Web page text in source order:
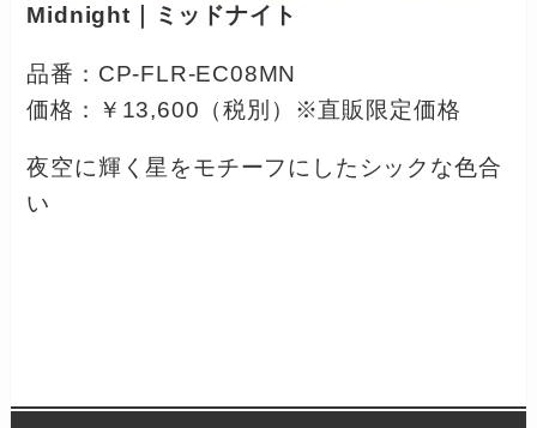
Midnight｜ミッドナイト
品番：CP-FLR-EC08MN
価格：￥13,600（税別）※直販限定価格
夜空に輝く星をモチーフにしたシックな色合
い